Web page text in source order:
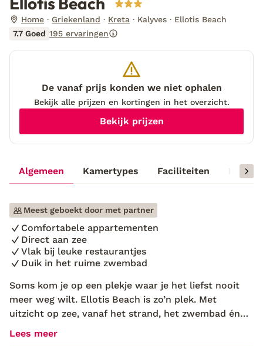
Home Griekenland Kreta Kalyves
Ellotis Beach
7.7 Goed 195 ervaringen
Algemeen Kamertypes Faciliteiten
Meest geboekt door met partner
Comfortabele appartementen
Direct aan zee
Vlak bij leuke restaurantjes
Duik in het ruime zwembad
Soms kom je op een plekje waar je het liefst nooit
meer weg wilt. Ellotis Beach is zo’n plek. Met
uitzicht op zee, vanaf het strand, het zwembad én
de taverna, is het hier genieten van begin tot eind.
Lees meer
De vanaf prijs konden we niet ophalen
Bekijk alle prijzen en kortingen in het overzicht.
Bekijk prijzen